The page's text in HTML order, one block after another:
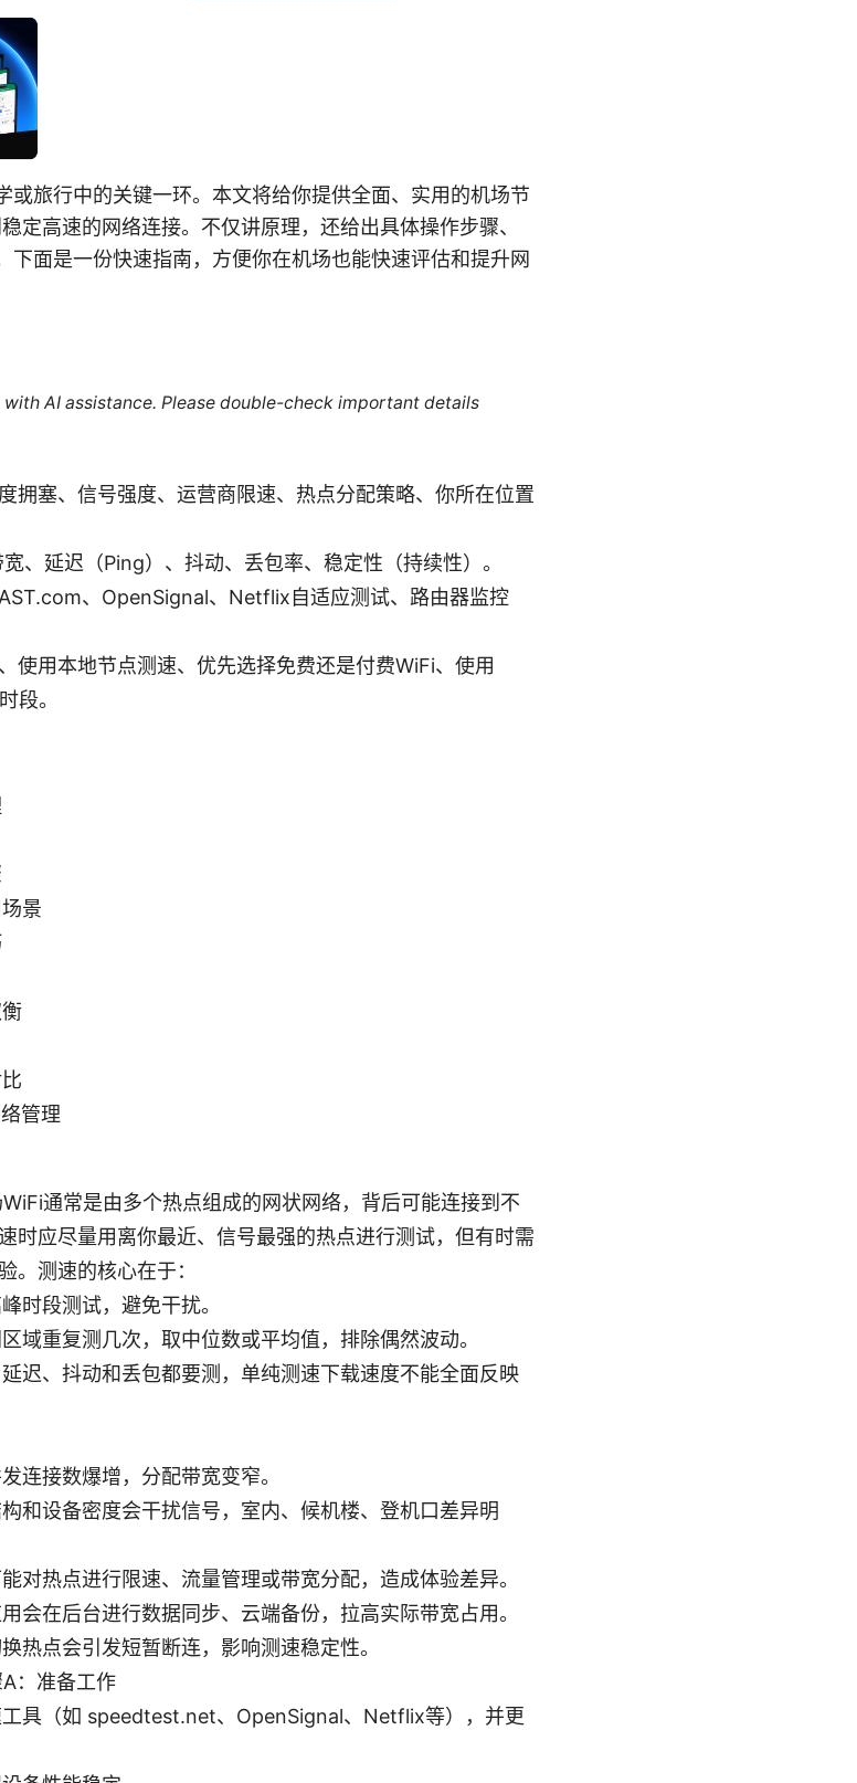
或旅行中的关键一环。本文将给你提供全面、实用的机场节
定高速的网络连接。不仅讲原理，还给出具体操作步骤、
下面是一份快速指南，方便你在机场也能快速评估和提升网
AI assistance. Please double-check important details
拥塞、信号强度、运营商限速、热点分配策略、你所在位置
、延迟（Ping）、抖动、丢包率、稳定性（持续性）。
、OpenSignal、Netflix自适应测试、路由器监控
使用本地节点测速、优先选择免费还是付费WiFi、使用
段。
景
管理
通常是由多个热点组成的网状网络，背后可能连接到不
时应尽量用离你最近、信号最强的热点进行测试，但有时需
。测速的核心在于：
时段测试，避免干扰。
域重复测几次，取中位数或平均值，排除偶然波动。
迟、抖动和丢包都要测，单纯测速下载速度不能全面反映
连接数爆增，分配带宽变窄。
和设备密度会干扰信号，室内、候机楼、登机口差异明
对热点进行限速、流量管理或带宽分配，造成体验差异。
会在后台进行数据同步、云端备份，拉高实际带宽占用。
热点会引发短暂断连，影响测速稳定性。
：准备工作
具（如 speedtest.net、OpenSignal、Netflix等），并更